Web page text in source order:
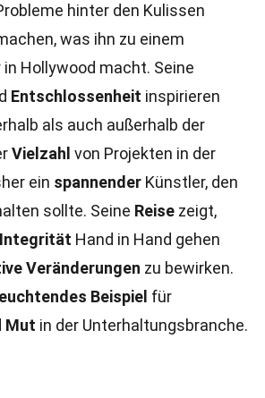
hinter den Kulissen
was ihn zu einem
Hollywood macht. Seine
Entschlossenheit inspirieren
als auch außerhalb der
Vielzahl von Projekten in der
ein spannender Künstler, den
sollte. Seine Reise zeigt,
Integrität Hand in Hand gehen
Veränderungen zu bewirken.
leuchtendes Beispiel für
Mut in der Unterhaltungsbranche.